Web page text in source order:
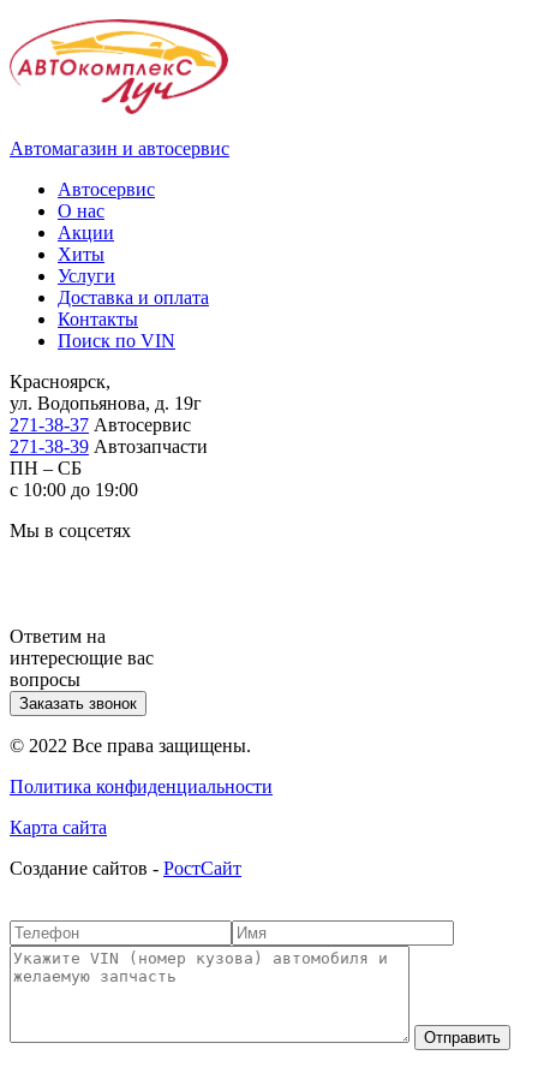
Автомагазин и автосервис
Автосервис
О нас
Акции
Хиты
Услуги
Доставка и оплата
Контакты
Поиск по VIN
Красноярск,
ул. Водопьянова, д. 19г
271-38-37 Автосервис
271-38-39 Автозапчасти
ПН – СБ
с 10:00 до 19:00
Мы в соцсетях
Ответим на
интересющие вас
вопросы
Заказать звонок
© 2022 Все права защищены.
Политика конфиденциальности
Карта сайта
Cоздание сайтов - РостСайт